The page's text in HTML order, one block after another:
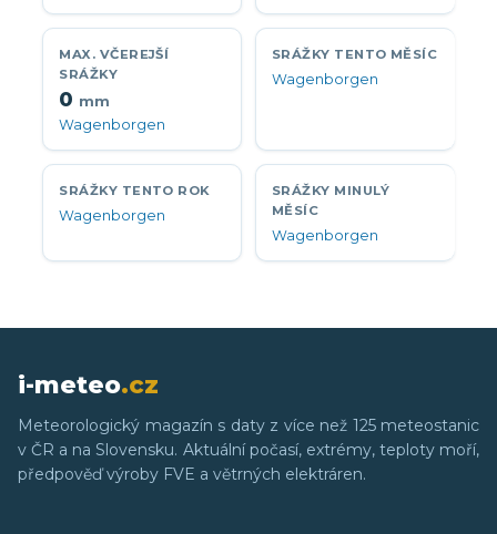
MAX. VČEREJŠÍ
SRÁŽKY
0 mm
Wagenborgen
SRÁŽKY TENTO MĚSÍC
Wagenborgen
SRÁŽKY TENTO ROK
Wagenborgen
SRÁŽKY MINULÝ
MĚSÍC
Wagenborgen
i-meteo.cz
Meteorologický magazín s daty z více než 125 meteostanic
v ČR a na Slovensku. Aktuální počasí, extrémy, teploty moří,
předpověď výroby FVE a větrných elektráren.